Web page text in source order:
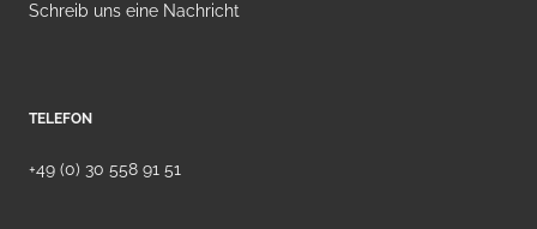
Schreib uns eine Nachricht
TELEFON
+49 (0) 30 558 91 51